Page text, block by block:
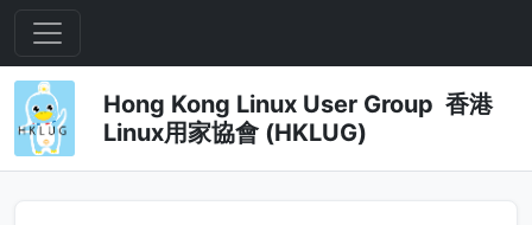
Hong Kong Linux User Group 香港
Linux用家協會 (HKLUG)